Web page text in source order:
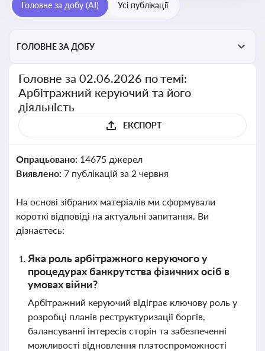
Головне за добу (AI) Усі публікації
ГОЛОВНЕ ЗА ДОБУ
Головне за 02.06.2026 по темі:
Арбітражний керуючий та його
діяльність
ЕКСПОРТ
Опрацьовано: 14675 джерел
Виявлено: 7 публікацій за 2 червня
На основі зібраних матеріалів ми сформували
короткі відповіді на актуальні запитання. Ви
дізнаєтесь:
Яка роль арбітражного керуючого у
процедурах банкрутства фізичних осіб в
умовах війни?
Арбітражний керуючий відіграє ключову роль у
розробці планів реструктуризації боргів,
балансуванні інтересів сторін та забезпеченні
можливості відновлення платоспроможності